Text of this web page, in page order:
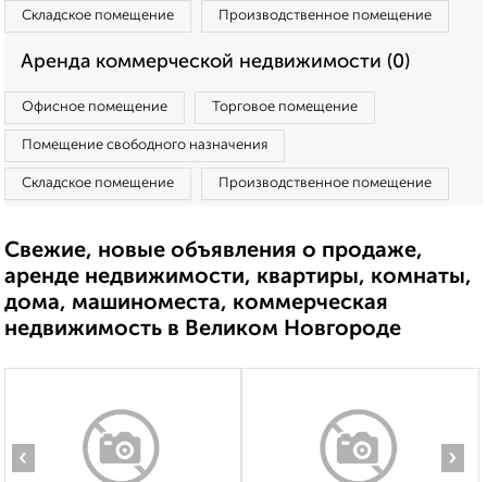
Складское помещение Производственное помещение
Аренда коммерческой недвижимости (0)
Офисное помещение Торговое помещение
Помещение свободного назначения
Складское помещение Производственное помещение
Свежие, новые объявления о продаже,
аренде недвижимости, квартиры, комнаты,
дома, машиноместа, коммерческая
недвижимость в Великом Новгороде
‹ ›